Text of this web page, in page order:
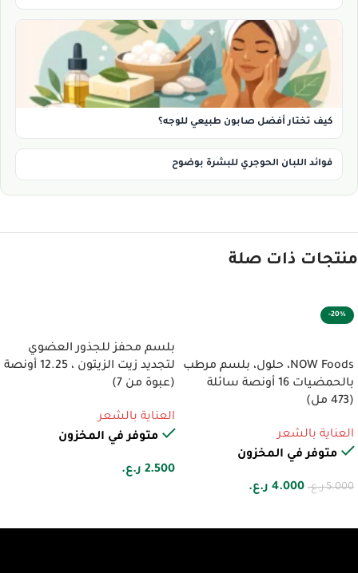
كيف تختار أفضل صابون طبيعي للوجه؟
فوائد اللبان الحوجري للبشرة بوضوح
منتجات ذات صلة
-20%
NOW Foods، حلول، بلسم مرطب
بالحمضيات 16 أونصة سائلة
(473 مل)
العناية بالشعر
متوفر في المخزون
5.000 ر.ع. 4.000 ر.ع.
بلسم محفز للجذور العضوي
لتجديد زيت الزيتون ، 12.25 أونصة
(عبوة من 7)
العناية بالشعر
متوفر في المخزون
2.500 ر.ع.